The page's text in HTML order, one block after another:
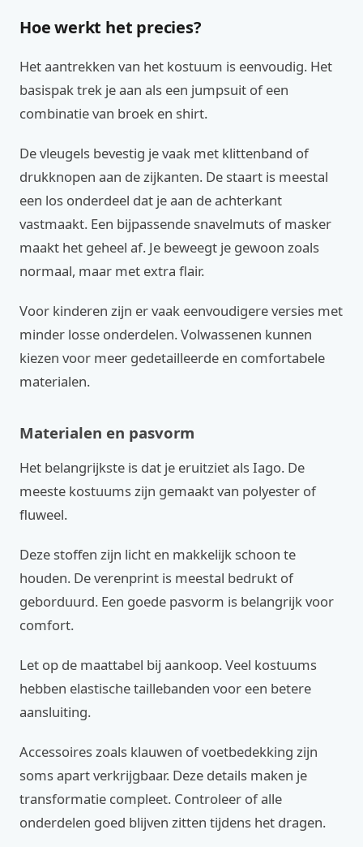
Hoe werkt het precies?
Het aantrekken van het kostuum is eenvoudig. Het
basispak trek je aan als een jumpsuit of een
combinatie van broek en shirt.
De vleugels bevestig je vaak met klittenband of
drukknopen aan de zijkanten. De staart is meestal
een los onderdeel dat je aan de achterkant
vastmaakt. Een bijpassende snavelmuts of masker
maakt het geheel af. Je beweegt je gewoon zoals
normaal, maar met extra flair.
Voor kinderen zijn er vaak eenvoudigere versies met
minder losse onderdelen. Volwassenen kunnen
kiezen voor meer gedetailleerde en comfortabele
materialen.
Materialen en pasvorm
Het belangrijkste is dat je eruitziet als Iago. De
meeste kostuums zijn gemaakt van polyester of
fluweel.
Deze stoffen zijn licht en makkelijk schoon te
houden. De verenprint is meestal bedrukt of
geborduurd. Een goede pasvorm is belangrijk voor
comfort.
Let op de maattabel bij aankoop. Veel kostuums
hebben elastische taillebanden voor een betere
aansluiting.
Accessoires zoals klauwen of voetbedekking zijn
soms apart verkrijgbaar. Deze details maken je
transformatie compleet. Controleer of alle
onderdelen goed blijven zitten tijdens het dragen.